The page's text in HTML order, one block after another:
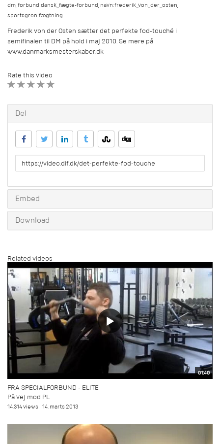
dm,forbund:dansk_fægte-forbund,navn:frederik_von_der_osten,
sportsgren:fægtning
Frederik von der Osten sætter det perfekte fod-touché i
semifinalen til DM på hold i maj 2010. Se mere på
www.danmarksmesterskaber.dk
Rate this video
Del
URL
to
Embed
Download
Related videos
01:40
FRA SPECIALFORBUND - ELITE
På vej mod PL
14.314 views 14. marts 2013